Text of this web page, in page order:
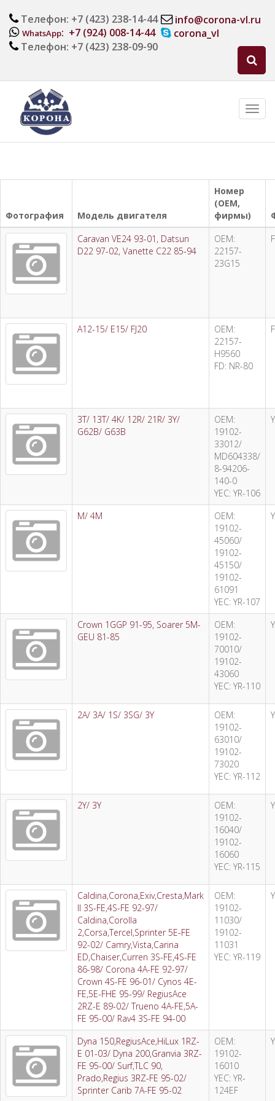
Телефон: +7 (423) 238-14-44
WhatsApp: +7 (924) 008-14-44
Телефон: +7 (423) 238-09-90
info@corona-vl.ru
corona_vl
Фотография Модель двигателя
Номер
(OEM,
фирмы)
Caravan VE24 93-01, Datsun
D22 97-02, Vanette C22 85-94
OEM:
22157-
23G15
A12-15/ E15/ FJ20
OEM:
22157-
H9560
FD: NR-80
3T/ 13T/ 4K/ 12R/ 21R/ 3Y/
G62B/ G63B
OEM:
19102-
33012/
MD604338/
8-94206-
140-0
YEC: YR-106
M/ 4M
OEM:
19102-
45060/
19102-
45150/
19102-
61091
YEC: YR-107
Crown 1GGP 91-95, Soarer 5M-
GEU 81-85
OEM:
19102-
70010/
19102-
43060
YEC: YR-110
2A/ 3A/ 1S/ 3SG/ 3Y
OEM:
19102-
63010/
19102-
73020
YEC: YR-112
2Y/ 3Y
OEM:
19102-
16040/
19102-
16060
YEC: YR-115
Caldina,Corona,Exiv,Cresta,Mark
II 3S-FE,4S-FE 92-97/
Caldina,Corolla
2,Corsa,Tercel,Sprinter 5E-FE
92-02/ Camry,Vista,Carina
ED,Chaiser,Curren 3S-FE,4S-FE
86-98/ Corona 4A-FE 92-97/
Crown 4S-FE 96-01/ Cynos 4E-
FE,5E-FHE 95-99/ RegiusAce
2RZ-E 89-02/ Trueno 4A-FE,5A-
FE 95-00/ Rav4 3S-FE 94-00
OEM:
19102-
11030/
19102-
11031
YEC: YR-119
Dyna 150,RegiusAce,HiLux 1RZ-
E 01-03/ Dyna 200,Granvia 3RZ-
FE 95-00/ Surf,TLC 90,
Prado,Regius 3RZ-FE 95-02/
Sprinter Carib 7A-FE 95-02
OEM:
19102-
16010
YEC: YR-
124EF